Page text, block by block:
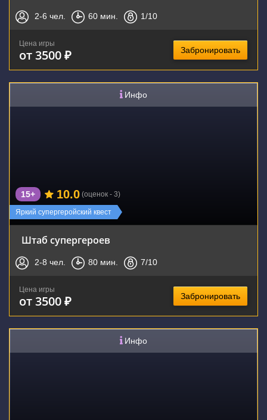
2-6 чел. 60 мин. 1/10
Цена игры
от 3500 ₽ Забронировать
Инфо
Яркий супергеройский квест
15+ 10.0 (оценок - 3)
Штаб супергероев
2-8 чел. 80 мин. 7/10
Цена игры
от 3500 ₽ Забронировать
Инфо